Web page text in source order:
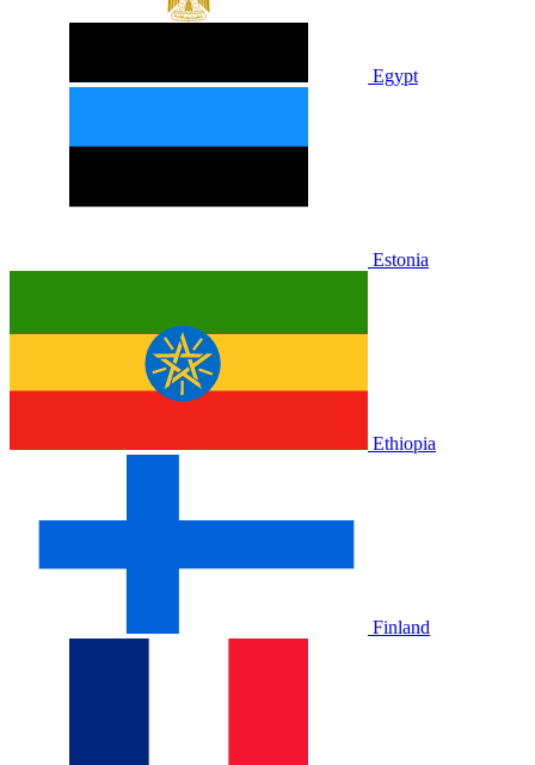
Egypt
Estonia
Ethiopia
Finland